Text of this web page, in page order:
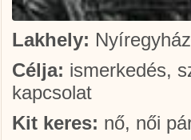
Lakhely:
Célja: ismerkedés,
kapcsolat
Kit keres: nő, női